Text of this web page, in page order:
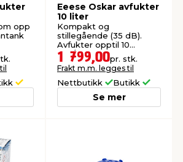
opp
Eeese Oskar avfukter
10 liter
Kompakt og
stillegående (35 dB).
Avfukter opptil 10
liter/dag. Beholder: 2,3
liter.
1 799,00pr. stk.
Frakt m.m. legges til
Nettbutikk Butikk
Se mer